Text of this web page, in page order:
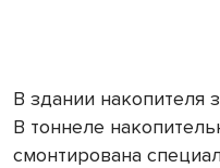
В здании накопителя
В тоннеле
смонтирована